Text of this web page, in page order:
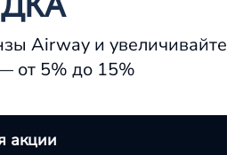
Airway и увеличивайте
от 5% до 15%
акции